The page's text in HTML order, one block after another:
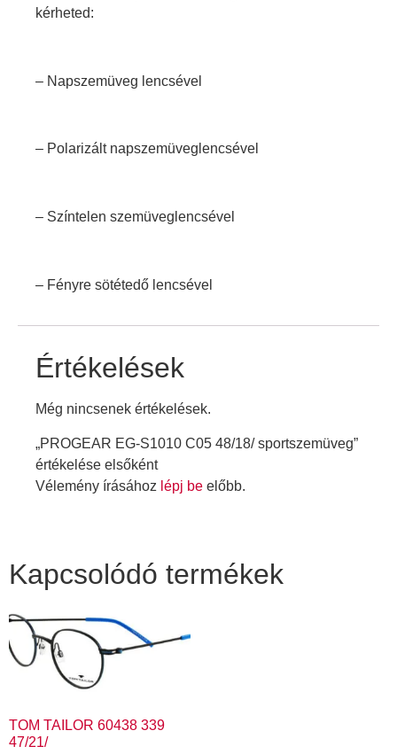
kérheted:
– Napszemüveg lencsével
– Polarizált napszemüveglencsével
– Színtelen szemüveglencsével
– Fényre sötétedő lencsével
Értékelések
Még nincsenek értékelések.
„PROGEAR EG-S1010 C05 48/18/ sportszemüveg”
értékelése elsőként
Vélemény írásához lépj be előbb.
Kapcsolódó termékek
TOM TAILOR 60438 339
47/21/